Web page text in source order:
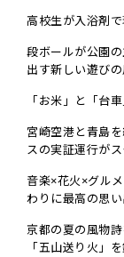
高校生が入浴剤
段ボールが公園
出す新しい遊び
「お米」と「台
宮崎空港と青島
スの実証運行が
音楽×花火×グル
わりに最高の思
京都の夏の風物
「五山送り火」